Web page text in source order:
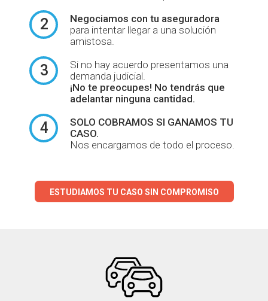
2
Negociamos con tu aseguradora
para intentar llegar a una solución
amistosa.
3
Si no hay acuerdo presentamos una
demanda judicial.
¡No te preocupes! No tendrás que
adelantar ninguna cantidad.
4 SOLO COBRAMOS SI GANAMOS TU
CASO.
Nos encargamos de todo el proceso.
ESTUDIAMOS TU CASO SIN COMPROMISO